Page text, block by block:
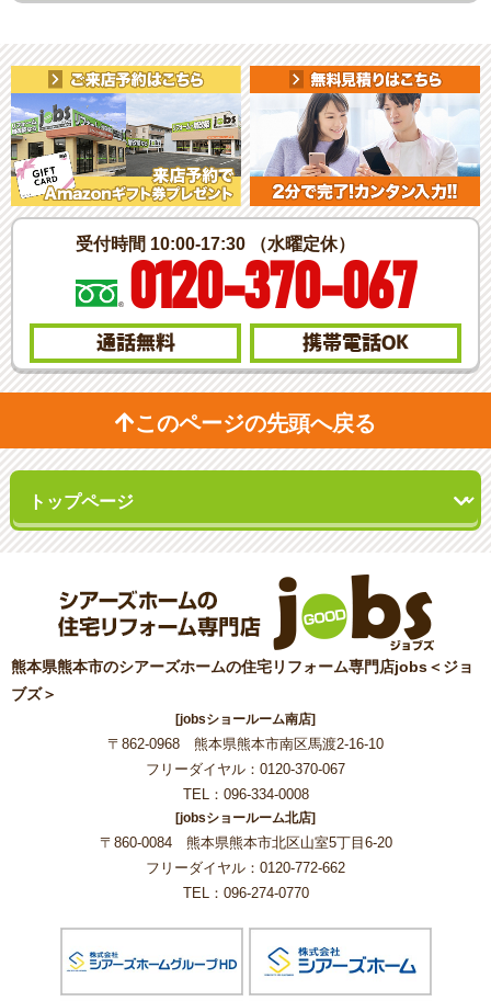
受付時間 10:00-17:30 （水曜定休）
0120-370-067
通話無料 携帯電話OK
このページの先頭へ戻る
熊本県熊本市のシアーズホームの住宅リフォーム専門店jobs＜ジョ
ブズ＞
[jobsショールーム南店]
〒862-0968 熊本県熊本市南区馬渡2-16-10
フリーダイヤル：0120-370-067
TEL：096-334-0008
[jobsショールーム北店]
〒860-0084 熊本県熊本市北区山室5丁目6-20
フリーダイヤル：0120-772-662
TEL：096-274-0770